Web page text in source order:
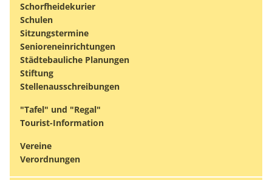
Schorfheidekurier
Schulen
Sitzungstermine
Senioreneinrichtungen
Städtebauliche Planungen
Stiftung
Stellenausschreibungen
"Tafel" und "Regal"
Tourist-Information
Vereine
Verordnungen